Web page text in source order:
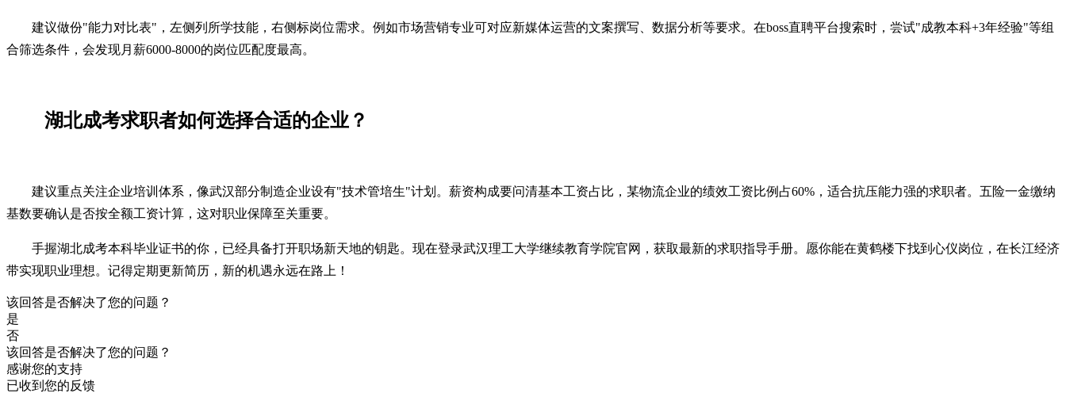
建议做份"能力对比表"，左侧列所学技能，右侧标岗位需求。例如市场营销专业可对应新媒体运营的文案撰写、数据分析等要求。在boss直聘平台搜索时，尝试"成教本科+3年经验"等组
合筛选条件，会发现月薪6000-8000的岗位匹配度最高。
湖北成考求职者如何选择合适的企业？
建议重点关注企业培训体系，像武汉部分制造企业设有"技术管培生"计划。薪资构成要问清基本工资占比，某物流企业的绩效工资比例占60%，适合抗压能力强的求职者。五险一金缴纳
基数要确认是否按全额工资计算，这对职业保障至关重要。
手握湖北成考本科毕业证书的你，已经具备打开职场新天地的钥匙。现在登录武汉理工大学继续教育学院官网，获取最新的求职指导手册。愿你能在黄鹤楼下找到心仪岗位，在长江经济
带实现职业理想。记得定期更新简历，新的机遇永远在路上！
该回答是否解决了您的问题？
是
否
该回答是否解决了您的问题？
感谢您的支持
已收到您的反馈